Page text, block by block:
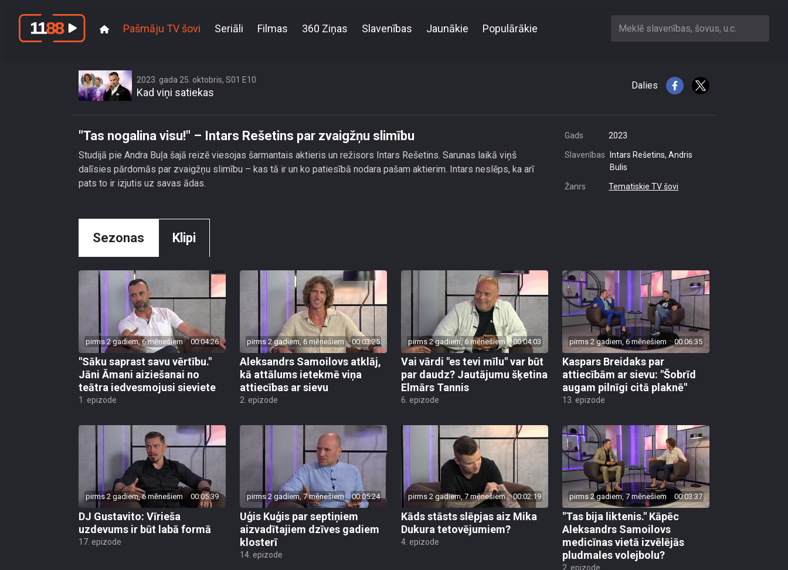
Pašmāju TV šovi Seriāli Filmas 360 Ziņas Slavenības Jaunākie Populārākie Meklē slavenības, šovus, u.c.
2023. gada 25. oktobris, S01 E10
Kad viņi satiekas
Dalies
"Tas nogalina visu!" – Intars Rešetins par zvaigžņu slimību
Studijā pie Andra Buļa šajā reizē viesojas šarmantais aktieris un režisors Intars Rešetins. Sarunas laikā viņš
dalīsies pārdomās par zvaigžņu slimību – kas tā ir un ko patiesībā nodara pašam aktierim. Intars neslēps, ka arī
pats to ir izjutis uz savas ādas.
Gads 2023
Slavenības
Intars Rešetins, Andris
Bulis
Žanrs Tematiskie TV šovi
Sezonas Klipi
pirms 2 gadiem, 6 mēnešiem 00:04:26
"Sāku saprast savu vērtību."
Jāni Āmani aiziešanai no
teātra iedvesmojusi sieviete
1. epizode
pirms 2 gadiem, 6 mēnešiem 00:03:25
Aleksandrs Samoilovs atklāj,
kā attālums ietekmē viņa
attiecības ar sievu
2. epizode
pirms 2 gadiem, 6 mēnešiem 00:04:03
Vai vārdi "es tevi mīlu" var būt
par daudz? Jautājumu šķetina
Elmārs Tannis
6. epizode
pirms 2 gadiem, 6 mēnešiem 00:06:35
Kaspars Breidaks par
attiecībām ar sievu: "Šobrīd
augam pilnīgi citā plaknē"
13. epizode
pirms 2 gadiem, 6 mēnešiem 00:05:39
DJ Gustavito: Vīrieša
uzdevums ir būt labā formā
17. epizode
pirms 2 gadiem, 7 mēnešiem 00:05:24
Uģis Kuģis par septiņiem
aizvadītajiem dzīves gadiem
klosterī
14. epizode
pirms 2 gadiem, 7 mēnešiem 00:02:19
Kāds stāsts slēpjas aiz Mika
Dukura tetovējumiem?
4. epizode
pirms 2 gadiem, 7 mēnešiem 00:03:37
"Tas bija liktenis." Kāpēc
Aleksandrs Samoilovs
medicīnas vietā izvēlējās
pludmales volejbolu?
2. epizode